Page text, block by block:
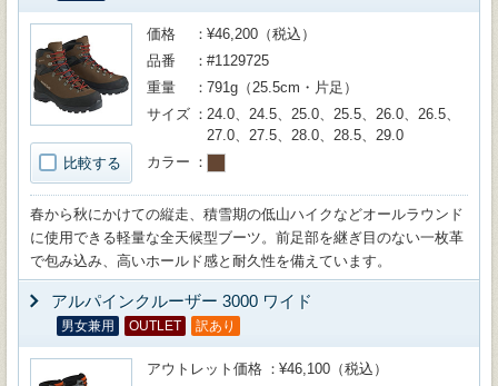
比較する
価格
¥46,200（税込）
品番
#1129725
重量
791g（25.5cm・片足）
サイズ
24.0、24.5、25.0、25.5、26.0、26.5、
27.0、27.5、28.0、28.5、29.0
カラー
春から秋にかけての縦走、積雪期の低山ハイクなどオールラウンド
に使用できる軽量な全天候型ブーツ。前足部を継ぎ目のない一枚革
で包み込み、高いホールド感と耐久性を備えています。
アルパインクルーザー 3000 ワイド
男女兼用 OUTLET 訳あり
アウトレット価格
¥46,100（税込）